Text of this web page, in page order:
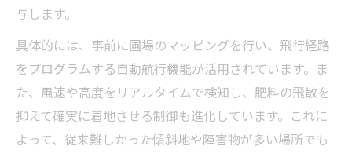
与します。
具体的には、事前に圃場のマッピングを行い、飛行経路
をプログラムする自動航行機能が活用されています。ま
た、風速や高度をリアルタイムで検知し、肥料の飛散を
抑えて確実に着地させる制御も進化しています。これに
よって、従来難しかった傾斜地や障害物が多い場所でも